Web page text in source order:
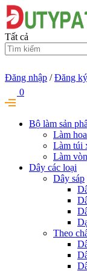
Tất cả
Đăng nhập / Đăng ký
0
Bộ làm sản
Làm
Làm túi
Làm
Dây các loại
Dây sáp
Theo